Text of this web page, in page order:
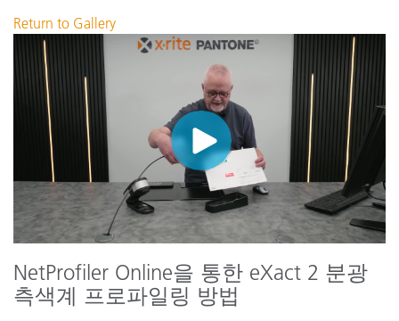
Return to Gallery
NetProfiler Online을 통한 eXact 2 분광
측색계 프로파일링 방법